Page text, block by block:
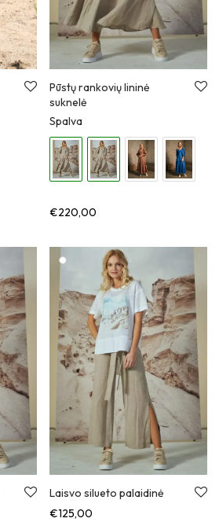
Pūstų rankovių lininė
suknelė
Spalva
€220,00
Laisvo silueto palaidinė
€125,00